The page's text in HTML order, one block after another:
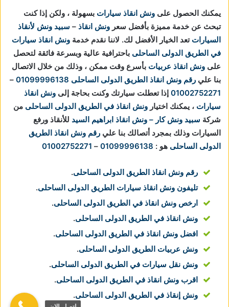
يمكنك الحصول على ونش انقاذ سيارات بسهولة ، ولكن إذا كنت
تبحث عن خدمة مميزة بأفضل سعر ونش انقاذ – سبيد ونش لأنقاذ
السيارات تعد الخيار الأفضل لك. لاننا نقدم خدمة ونش انقاذ سيارات
في الطريق الدولى الساحلى باحترافية عالية وبسرعة فائقة لتحصل
على ونش انقاذ عربيات بأسرع وقت ممكن ، وذلك من خلال الاتصال
بنا علي رقم ونش انقاذ الطريق الدولى الساحلى 01099996138
–
01002752271 إذا تعطلت سيارتك وكنت بحاجة إلى ونش انقاذ
سيارات ، يمكنك اختيار ونش انقاذ في الطريق الدولى الساحلى من
شركة سبيد ونش كار – ونش انقاذ ابراهيم السيد للأنقاذ ورفع
السيارات وذلك بمجرد أتصالك بنا علي رقم ونش انقاذ الطريق
الدولى الساحلى هو : 01099996138
–
01002752271
رقم ونش انقاذ الطريق الدولى الساحلى.
تليفون ونش انقاذ سيارات الطريق الدولى الساحلى.
ارخص ونش انقاذ في الطريق الدولى الساحلى.
ونش انقاذ في الطريق الدولى الساحلى.
افضل ونش انقاذ في الطريق الدولى الساحلى.
ونش عربيات الطريق الدولى الساحلى.
ونش نقل سيارات في الطريق الدولى الساحلى.
اقرب ونش انقاذ في الطريق الدولى الساحلى.
ونش إنقاذ في الطريق الدولى الساحلى.